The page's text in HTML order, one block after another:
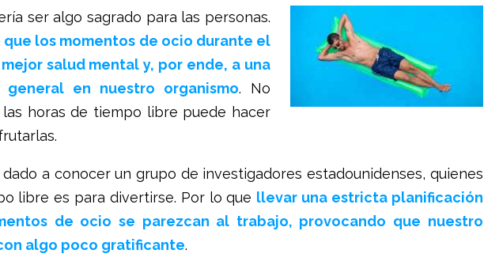
ser algo sagrado para las personas.
que los momentos de ocio durante el
salud mental y, por ende, a una
en nuestro organismo. No
horas de tiempo libre puede hacer
a conocer un grupo de investigadores estadounidenses, quienes
libre es para divertirse. Por lo que llevar una estricta planificación
de ocio se parezcan al trabajo, provocando que nuestro
algo poco gratificante.